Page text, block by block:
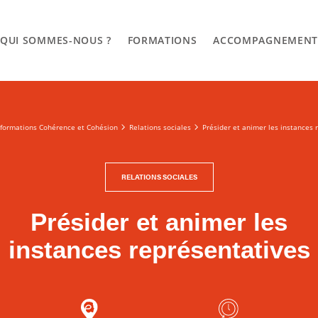
QUI SOMMES-NOUS ? FORMATIONS ACCOMPAGNEMENT
Cohérence et Cohésion Relations sociales Présider et animer les instances
RELATIONS SOCIALES
Présider et animer les
instances représentatives